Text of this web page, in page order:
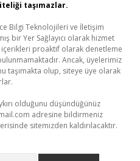
taşımazlar.
Bilgi Teknolojileri ve İletişim
bir Yer Sağlayıcı olarak hizmet
proaktif olarak denetleme
Ancak, üyelerimiz
taşımakta olup, siteye üye olarak
olduğunu düşündüğünüz
adresine bildirmeniz
sitemizden kaldırılacaktır.